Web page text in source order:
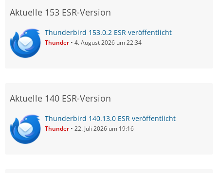
Aktuelle 153 ESR-Version
Thunderbird 153.0.2 ESR veröffentlicht
Thunder 4. August 2026 um 22:34
Aktuelle 140 ESR-Version
Thunderbird 140.13.0 ESR veröffentlicht
Thunder 22. Juli 2026 um 19:16